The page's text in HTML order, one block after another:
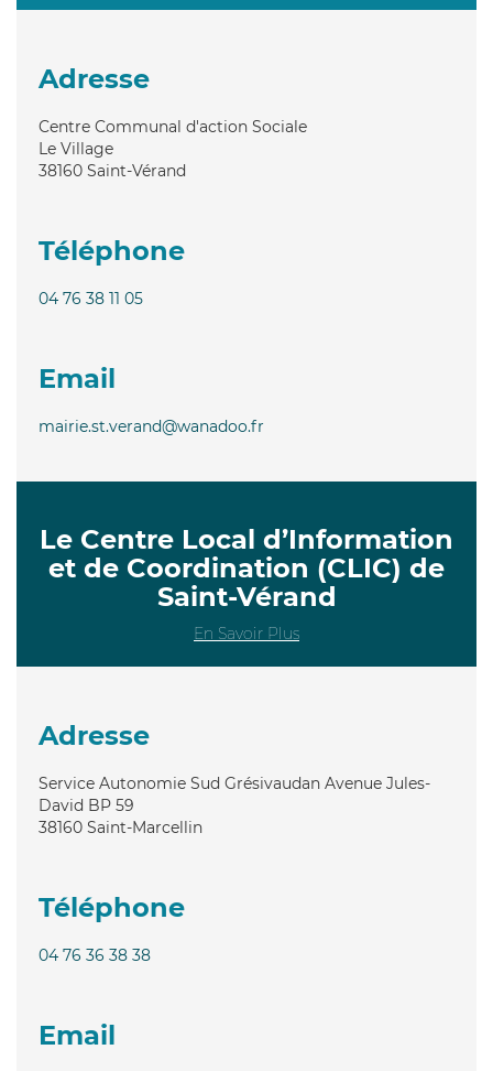
Adresse
Centre Communal d'action Sociale
Le Village
38160 Saint-Vérand
Téléphone
04 76 38 11 05
Email
mairie.st.verand@wanadoo.fr
Le Centre Local d’Information
et de Coordination (CLIC) de
Saint-Vérand
En Savoir Plus
Adresse
Service Autonomie Sud Grésivaudan Avenue Jules-
David BP 59
38160 Saint-Marcellin
Téléphone
04 76 36 38 38
Email